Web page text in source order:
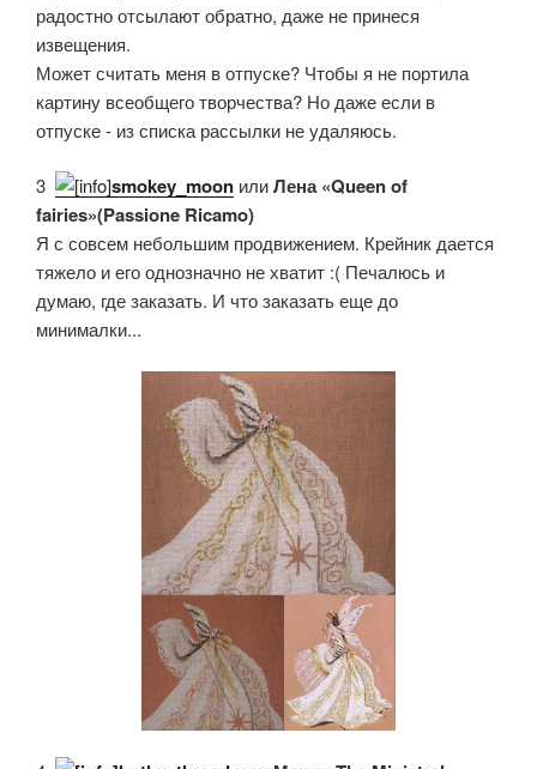
радостно отсылают обратно, даже не принеся
извещения.
Может считать меня в отпуске? Чтобы я не портила
картину всеобщего творчества? Но даже если в
отпуске - из списка рассылки не удаляюсь.
3. smokey_moon илиЛена «Queen of
fairies»(Passione Ricamo)
Я с совсем небольшим продвижением. Крейник дается
тяжело и его однозначно не хватит :( Печалюсь и
думаю, где заказать. И что заказать еще до
минималки...